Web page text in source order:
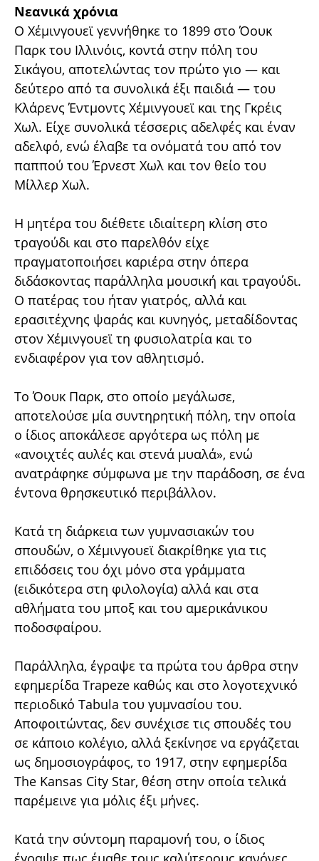
Νεανικά χρόνια
Ο Χέμινγουεϊ γεννήθηκε το 1899 στο Όουκ
Παρκ του Ιλλινόις, κοντά στην πόλη του
Σικάγου, αποτελώντας τον πρώτο γιο — και
δεύτερο από τα συνολικά έξι παιδιά — του
Κλάρενς Έντμοντς Χέμινγουεϊ και της Γκρέις
Χωλ. Είχε συνολικά τέσσερις αδελφές και έναν
αδελφό, ενώ έλαβε τα ονόματά του από τον
παππού του Έρνεστ Χωλ και τον θείο του
Μίλλερ Χωλ.
Η μητέρα του διέθετε ιδιαίτερη κλίση στο
τραγούδι και στο παρελθόν είχε
πραγματοποιήσει καριέρα στην όπερα
διδάσκοντας παράλληλα μουσική και τραγούδι.
Ο πατέρας του ήταν γιατρός, αλλά και
ερασιτέχνης ψαράς και κυνηγός, μεταδίδοντας
στον Χέμινγουεϊ τη φυσιολατρία και το
ενδιαφέρον για τον αθλητισμό.
Το Όουκ Παρκ, στο οποίο μεγάλωσε,
αποτελούσε μία συντηρητική πόλη, την οποία
ο ίδιος αποκάλεσε αργότερα ως πόλη με
«ανοιχτές αυλές και στενά μυαλά», ενώ
ανατράφηκε σύμφωνα με την παράδοση, σε ένα
έντονα θρησκευτικό περιβάλλον.
Κατά τη διάρκεια των γυμνασιακών του
σπουδών, ο Χέμινγουεϊ διακρίθηκε για τις
επιδόσεις του όχι μόνο στα γράμματα
(ειδικότερα στη φιλολογία) αλλά και στα
αθλήματα του μποξ και του αμερικάνικου
ποδοσφαίρου.
Παράλληλα, έγραψε τα πρώτα του άρθρα στην
εφημερίδα Trapeze καθώς και στο λογοτεχνικό
περιοδικό Tabula του γυμνασίου του.
Αποφοιτώντας, δεν συνέχισε τις σπουδές του
σε κάποιο κολέγιο, αλλά ξεκίνησε να εργάζεται
ως δημοσιογράφος, το 1917, στην εφημερίδα
The Kansas City Star, θέση στην οποία τελικά
παρέμεινε για μόλις έξι μήνες.
Κατά την σύντομη παραμονή του, ο ίδιος